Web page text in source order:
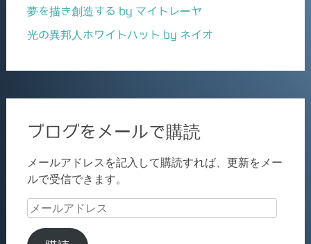
夢を描き創造する by マイトレーヤ
光の異邦人ホワイトハット by ネイオ
ブログをメールで購読
メールアドレスを記入して購読すれば、更新をメー
ルで受信できます。
メ
ル